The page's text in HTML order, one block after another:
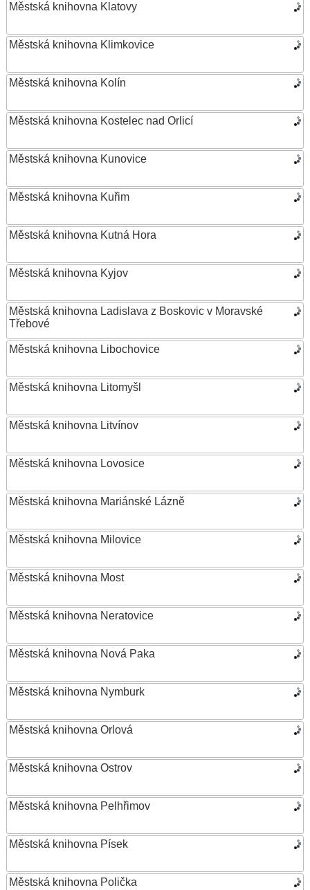
Městská knihovna Klatovy
Městská knihovna Klimkovice
Městská knihovna Kolín
Městská knihovna Kostelec nad Orlicí
Městská knihovna Kunovice
Městská knihovna Kuřim
Městská knihovna Kutná Hora
Městská knihovna Kyjov
Městská knihovna Ladislava z Boskovic v Moravské
Třebové
Městská knihovna Libochovice
Městská knihovna Litomyšl
Městská knihovna Litvínov
Městská knihovna Lovosice
Městská knihovna Mariánské Lázně
Městská knihovna Milovice
Městská knihovna Most
Městská knihovna Neratovice
Městská knihovna Nová Paka
Městská knihovna Nymburk
Městská knihovna Orlová
Městská knihovna Ostrov
Městská knihovna Pelhřimov
Městská knihovna Písek
Městská knihovna Polička